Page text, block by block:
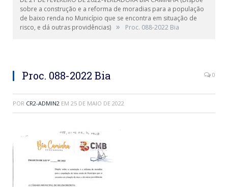
sobre a construção e a reforma de moradias para a população
de baixo renda no Município que se encontra em situação de
risco, e dá outras providências) » Proc. 088-2022 Bia
Proc. 088-2022 Bia 0
POR CR2-ADMIN2 EM 25 DE MAIO DE 2022